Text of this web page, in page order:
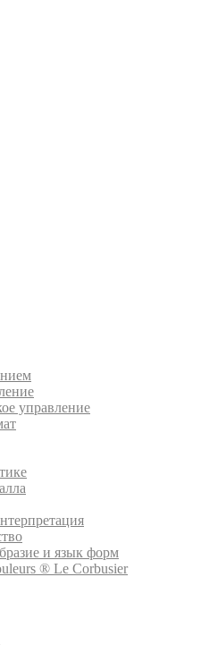
управление
и язык форм
® Le Corbusier